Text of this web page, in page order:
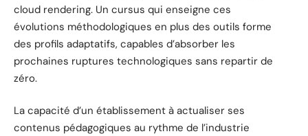
cloud rendering. Un cursus qui enseigne ces
évolutions méthodologiques en plus des outils forme
des profils adaptatifs, capables d’absorber les
prochaines ruptures technologiques sans repartir de
zéro.
La capacité d’un établissement à actualiser ses
contenus pédagogiques au rythme de l’industrie